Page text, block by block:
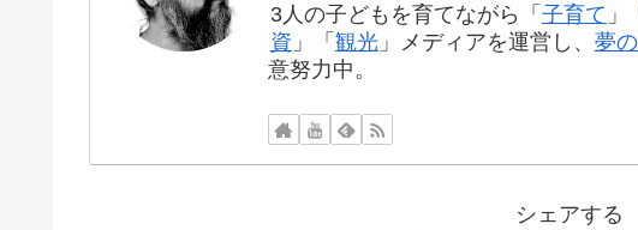
3人の子どもを育てながら「 子育て 」
資 」「 観光」メディアを運営し、 夢
意努力中。
シェアする